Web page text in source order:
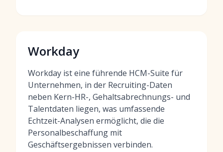
Workday
Workday ist eine führende HCM-Suite für
Unternehmen, in der Recruiting-Daten
neben Kern-HR-, Gehaltsabrechnungs- und
Talentdaten liegen, was umfassende
Echtzeit-Analysen ermöglicht, die die
Personalbeschaffung mit
Geschäftsergebnissen verbinden.